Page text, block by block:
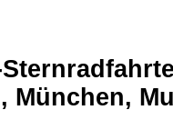
München,